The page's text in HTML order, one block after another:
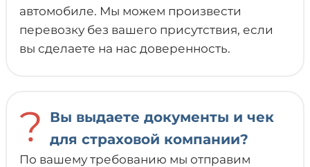
автомобиле. Мы можем произвести
перевозку без вашего присутствия, если
вы сделаете на нас доверенность.
?
Вы выдаете документы и чек
для страховой компании?
По вашему требованию мы отправим